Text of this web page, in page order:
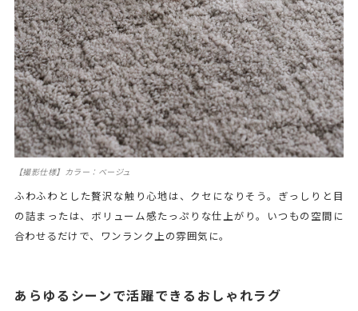
【撮影仕様】カラー：ベージュ
ふわふわとした贅沢な触り心地は、クセになりそう。ぎっしりと目
の詰まったは、ボリューム感たっぷりな仕上がり。いつもの空間に
合わせるだけで、ワンランク上の雰囲気に。
あらゆるシーンで活躍できるおしゃれラグ